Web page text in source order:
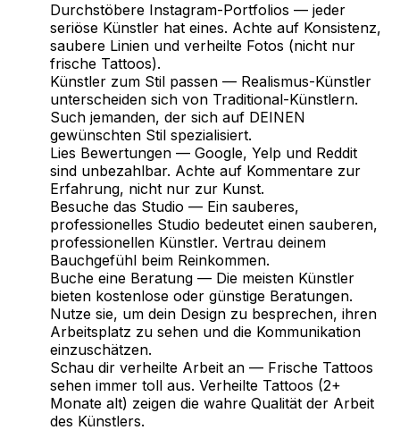
Durchstöbere Instagram-Portfolios — jeder
seriöse Künstler hat eines. Achte auf Konsistenz,
saubere Linien und verheilte Fotos (nicht nur
frische Tattoos).
Künstler zum Stil passen — Realismus-Künstler
unterscheiden sich von Traditional-Künstlern.
Such jemanden, der sich auf DEINEN
gewünschten Stil spezialisiert.
Lies Bewertungen — Google, Yelp und Reddit
sind unbezahlbar. Achte auf Kommentare zur
Erfahrung, nicht nur zur Kunst.
Besuche das Studio — Ein sauberes,
professionelles Studio bedeutet einen sauberen,
professionellen Künstler. Vertrau deinem
Bauchgefühl beim Reinkommen.
Buche eine Beratung — Die meisten Künstler
bieten kostenlose oder günstige Beratungen.
Nutze sie, um dein Design zu besprechen, ihren
Arbeitsplatz zu sehen und die Kommunikation
einzuschätzen.
Schau dir verheilte Arbeit an — Frische Tattoos
sehen immer toll aus. Verheilte Tattoos (2+
Monate alt) zeigen die wahre Qualität der Arbeit
des Künstlers.